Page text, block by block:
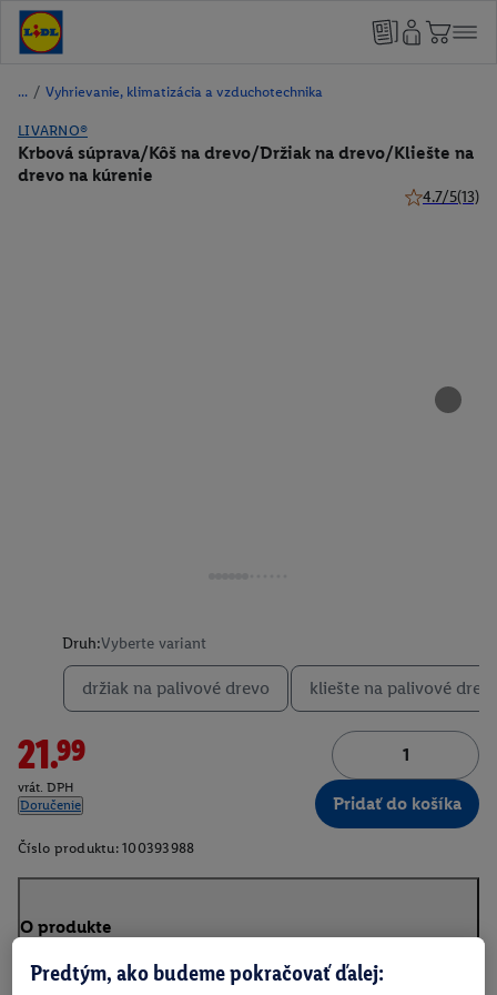
/ Vyhrievanie, klimatizácia a vzduchotechnika
LIVARNO®
Krbová súprava/Kôš na drevo/Držiak na drevo/Kliešte na
drevo na kúrenie
4.7/5(13)
Druh:Vyberte variant
držiak na palivové drevo kliešte na palivové
21.99
vrát. DPH
Doručenie
Pridať do košíka
Číslo produktu: 100393988
O produkte
Predtým, ako budeme pokračovať ďalej: